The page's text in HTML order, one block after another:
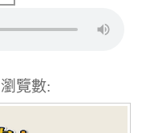
瀏覽數: